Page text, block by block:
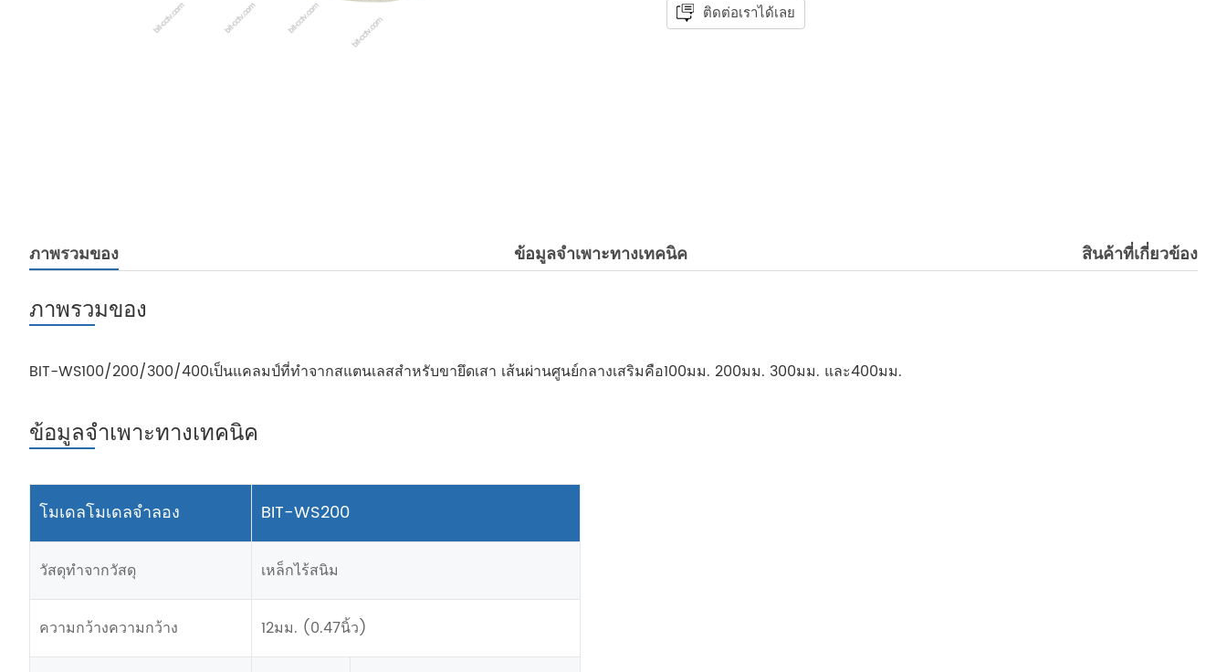
ติดต่อเราได้เลย
ภาพรวมของ ข้อมูลจำเพาะทางเทคนิค สินค้าที่เกี่ยวข้อง
ภาพรวมของ
BIT-WS100/200/300/400เป็นแคลมป์ที่ทำจากสแตนเลสสำหรับขายึดเสา เส้นผ่านศูนย์กลางเสริมคือ100มม. 200มม. 300มม. และ400มม.
ข้อมูลจำเพาะทางเทคนิค
โมเดลโมเดลจำลอง BIT-WS200
วัสดุทำจากวัสดุ เหล็กไร้สนิม
ความกว้างความกว้าง 12มม. (0.47นิ้ว)